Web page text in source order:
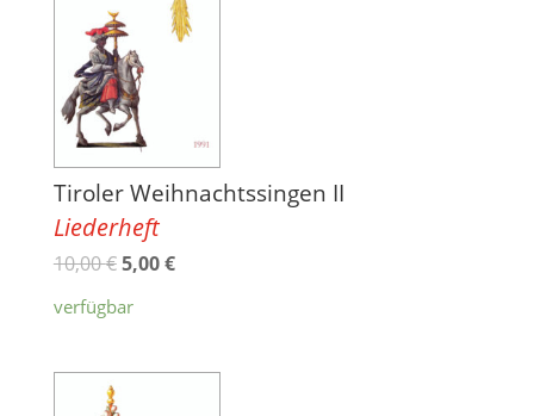
Tiroler Weihnachtssingen II
Liederheft
10,00€5,00€
verfügbar